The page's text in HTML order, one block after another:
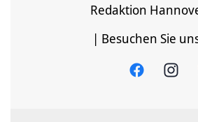
Redaktion
| Besuchen Sie